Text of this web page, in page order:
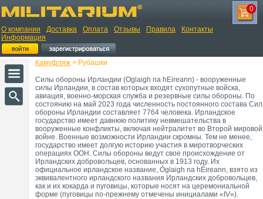
О компании Доставка Оплата Отзывы Правила
Контакты
Информация
0
Камуфляж > Рубашки
Силы обороны Ирландии (Oglaigh na hEireann) - вооруженные
силы Ирландии, в состав которых входят сухопутные войска,
авиация, военно-морская служба и резервные силы обороны. По
состоянию на май 2023 года численность постоянного состава Сил
обороны Ирландии составляет 7764 человека. Ирландское
государство имеет давнюю политику невмешательства в
вооруженные конфликты, включая нейтралитет во Второй мировой
войне. Военные возможности Ирландии скромны. Тем не менее,
государство имеет долгую историю участия в миротворческих
операциях ООН. Силы обороны ведут свое происхождение от
Ирландских добровольцев, основанных в 1913 году. Их
официальное ирландское название, Óglaigh na hÉireann, взято из
эквивалентного ирландского названия Ирландских добровольцев,
как и их кокарда и пуговицы, которые носят на церемониальной
форме (пуговицы по-прежнему отмечены инициалами «IV»).